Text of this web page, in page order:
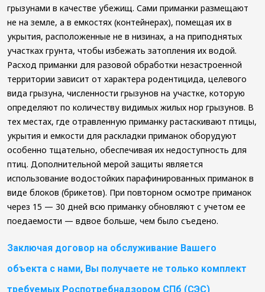
грызунами в качестве убежищ. Сами приманки размещают
не на земле, а в емкостях (контейнерах), помещая их в
укрытия, расположенные не в низинах, а на приподнятых
участках грунта, чтобы избежать затопления их водой.
Расход приманки для разовой обработки незастроенной
территории зависит от характера родентицида, целевого
вида грызуна, численности грызунов на участке, которую
определяют по количеству видимых жилых нор грызунов. В
тех местах, где отравленную приманку растаскивают птицы,
укрытия и емкости для раскладки приманок оборудуют
особенно тщательно, обеспечивая их недоступность для
птиц. Дополнительной мерой защиты является
использование водостойких парафинированных приманок в
виде блоков (брикетов). При повторном осмотре приманок
через 15 — 30 дней всю приманку обновляют с учетом ее
поедаемости — вдвое больше, чем было съедено.
Заключая договор на обслуживание Вашего
объекта с нами, Вы получаете не только комплект
требуемых Роспотребнадзором СПб (СЭС)